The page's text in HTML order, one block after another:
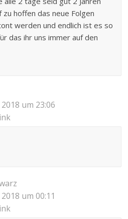
hoffen das neue Folgen
werden und endlich ist es so
das ihr uns immer auf den
2018 um 23:06
um 00:11